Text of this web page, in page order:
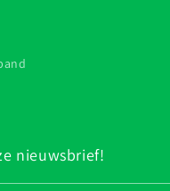
nieuwsbrief!